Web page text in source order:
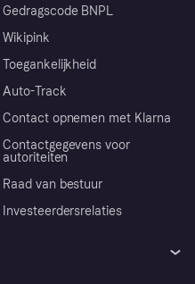
Gedragscode BNPL
Wikipink
Toegankelijkheid
Auto-Track
Contact opnemen met Klarna
Contactgegevens voor
autoriteiten
Raad van bestuur
Investeerdersrelaties